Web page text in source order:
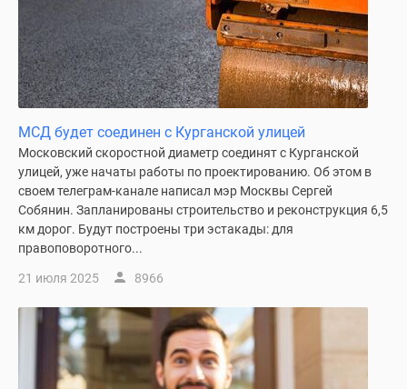
МСД будет соединен с Курганской улицей
Московский скоростной диаметр соединят с Курганской
улицей, уже начаты работы по проектированию. Об этом в
своем телеграм-канале написал мэр Москвы Сергей
Собянин. Запланированы строительство и реконструкция 6,5
км дорог. Будут построены три эстакады: для
правоповоротного...
21 июля 2025 8966